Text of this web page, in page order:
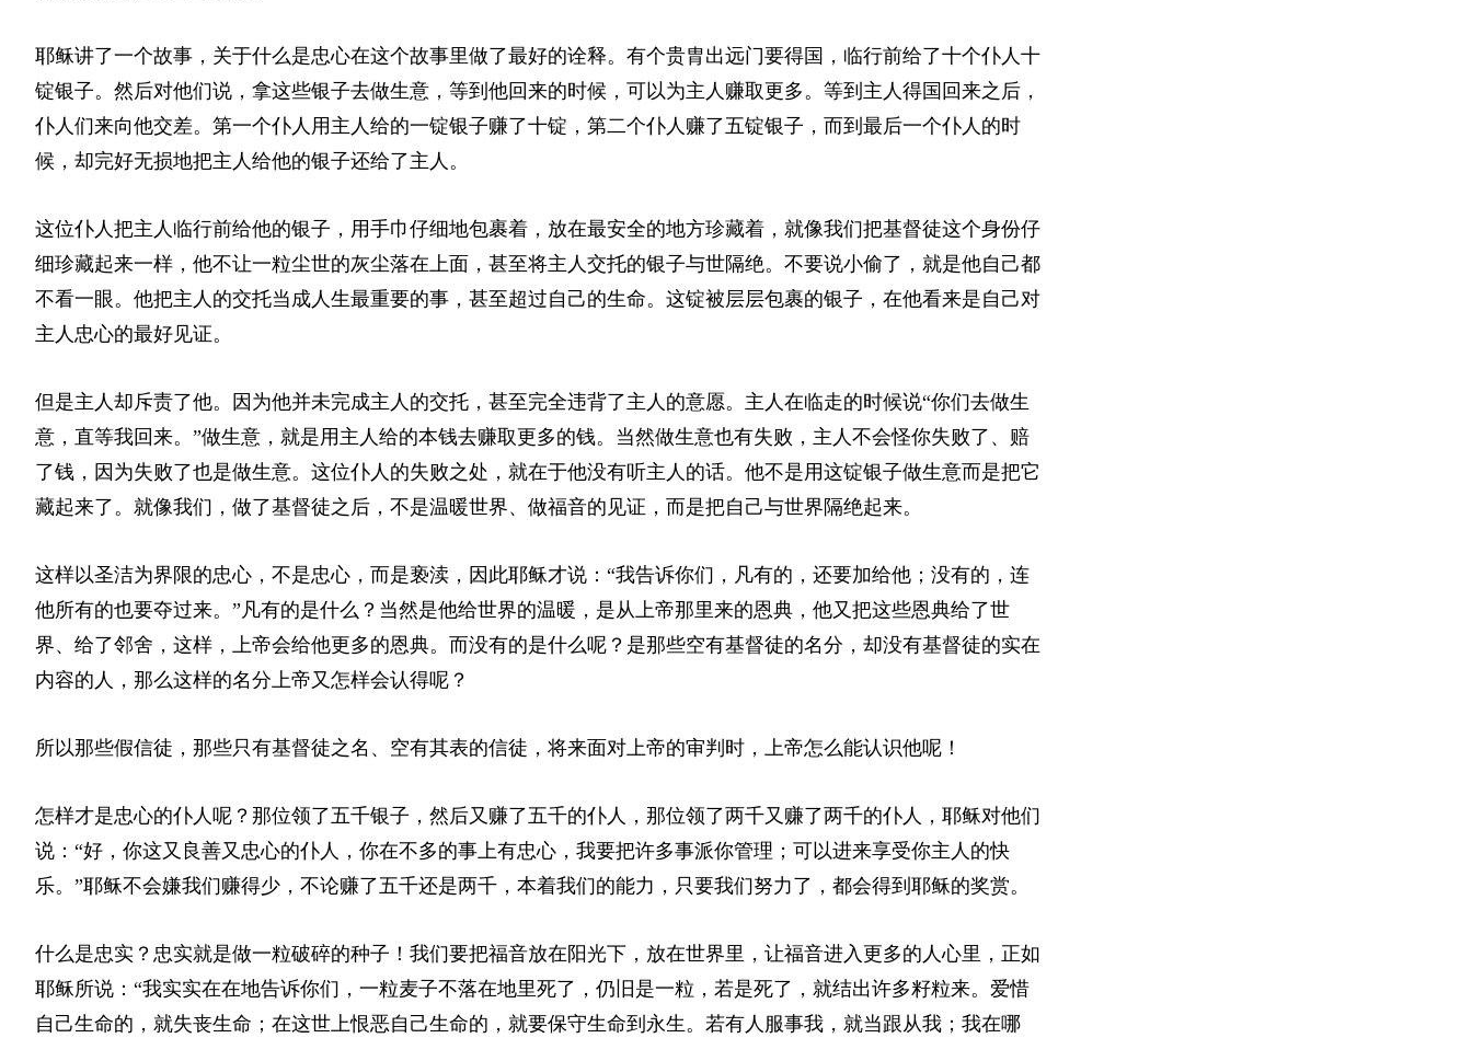
耶稣讲了一个故事，关于什么是忠心在这个故事里做了最好的诠释。有个贵胄出远门要得国，临行前给了十个仆人十
锭银子。然后对他们说，拿这些银子去做生意，等到他回来的时候，可以为主人赚取更多。等到主人得国回来之后，
仆人们来向他交差。第一个仆人用主人给的一锭银子赚了十锭，第二个仆人赚了五锭银子，而到最后一个仆人的时
候，却完好无损地把主人给他的银子还给了主人。
这位仆人把主人临行前给他的银子，用手巾仔细地包裹着，放在最安全的地方珍藏着，就像我们把基督徒这个身份仔
细珍藏起来一样，他不让一粒尘世的灰尘落在上面，甚至将主人交托的银子与世隔绝。不要说小偷了，就是他自己都
不看一眼。他把主人的交托当成人生最重要的事，甚至超过自己的生命。这锭被层层包裹的银子，在他看来是自己对
主人忠心的最好见证。
但是主人却斥责了他。因为他并未完成主人的交托，甚至完全违背了主人的意愿。主人在临走的时候说“你们去做生
意，直等我回来。”做生意，就是用主人给的本钱去赚取更多的钱。当然做生意也有失败，主人不会怪你失败了、赔
了钱，因为失败了也是做生意。这位仆人的失败之处，就在于他没有听主人的话。他不是用这锭银子做生意而是把它
藏起来了。就像我们，做了基督徒之后，不是温暖世界、做福音的见证，而是把自己与世界隔绝起来。
这样以圣洁为界限的忠心，不是忠心，而是亵渎，因此耶稣才说：“我告诉你们，凡有的，还要加给他；没有的，连
他所有的也要夺过来。”凡有的是什么？当然是他给世界的温暖，是从上帝那里来的恩典，他又把这些恩典给了世
界、给了邻舍，这样，上帝会给他更多的恩典。而没有的是什么呢？是那些空有基督徒的名分，却没有基督徒的实在
内容的人，那么这样的名分上帝又怎样会认得呢？
所以那些假信徒，那些只有基督徒之名、空有其表的信徒，将来面对上帝的审判时，上帝怎么能认识他呢！
怎样才是忠心的仆人呢？那位领了五千银子，然后又赚了五千的仆人，那位领了两千又赚了两千的仆人，耶稣对他们
说：“好，你这又良善又忠心的仆人，你在不多的事上有忠心，我要把许多事派你管理；可以进来享受你主人的快
乐。”耶稣不会嫌我们赚得少，不论赚了五千还是两千，本着我们的能力，只要我们努力了，都会得到耶稣的奖赏。
什么是忠实？忠实就是做一粒破碎的种子！我们要把福音放在阳光下，放在世界里，让福音进入更多的人心里，正如
耶稣所说：“我实实在在地告诉你们，一粒麦子不落在地里死了，仍旧是一粒，若是死了，就结出许多籽粒来。爱惜
自己生命的，就失丧生命；在这世上恨恶自己生命的，就要保守生命到永生。若有人服事我，就当跟从我；我在哪